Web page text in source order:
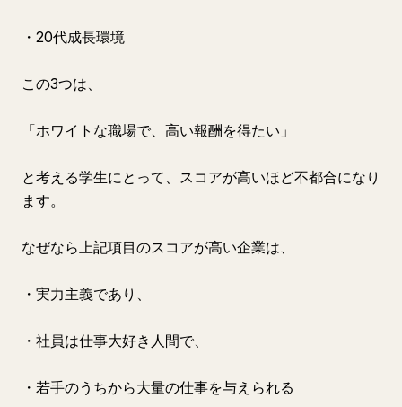
・20代成長環境
この3つは、
「ホワイトな職場で、高い報酬を得たい」
と考える学生にとって、スコアが高いほど不都合になり
ます。
なぜなら上記項目のスコアが高い企業は、
・実力主義であり、
・社員は仕事大好き人間で、
・若手のうちから大量の仕事を与えられる